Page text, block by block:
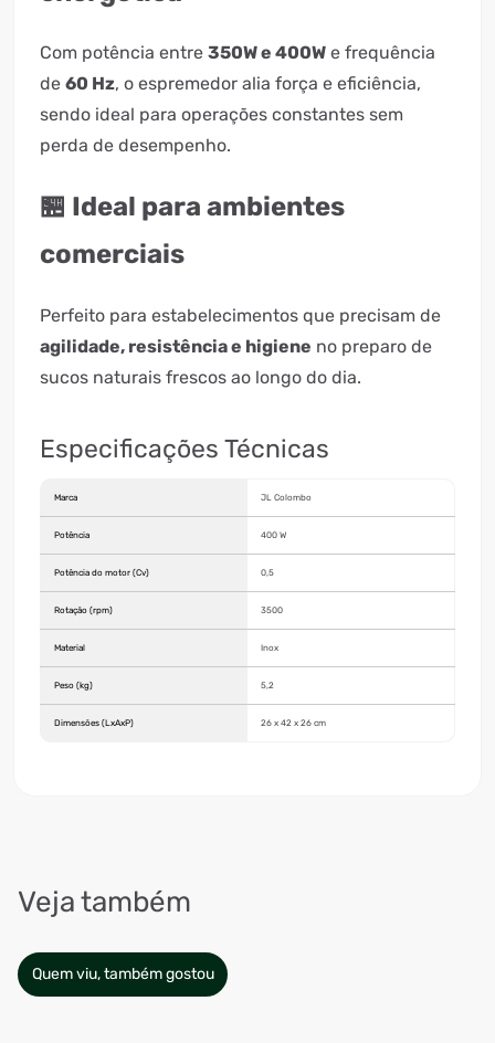
Com potência entre 350W e 400W e frequência
de 60 Hz, o espremedor alia força e eficiência,
sendo ideal para operações constantes sem
perda de desempenho.
🏪 Ideal para ambientes
comerciais
Perfeito para estabelecimentos que precisam de
agilidade, resistência e higiene no preparo de
sucos naturais frescos ao longo do dia.
Especificações Técnicas
Marca JL Colombo
Potência 400 W
Potência do motor (Cv) 0,5
Rotação (rpm) 3500
Material Inox
Peso (kg) 5,2
Dimensões (LxAxP) 26 x 42 x 26 cm
Veja também
Quem viu, também gostou